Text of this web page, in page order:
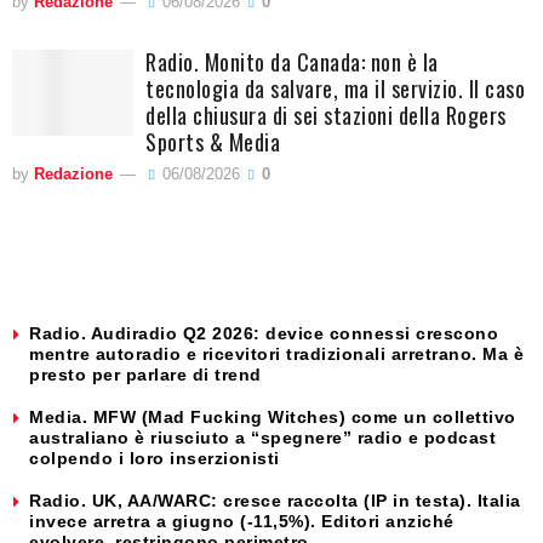
Radio. Monito da Canada: non è la
tecnologia da salvare, ma il servizio. Il caso
della chiusura di sei stazioni della Rogers
Sports & Media
by Redazione 06/08/2026 0
Radio. Audiradio Q2 2026: device connessi crescono
mentre autoradio e ricevitori tradizionali arretrano. Ma è
presto per parlare di trend
Media. MFW (Mad Fucking Witches) come un collettivo
australiano è riusciuto a “spegnere” radio e podcast
colpendo i loro inserzionisti
Radio. UK, AA/WARC: cresce raccolta (IP in testa). Italia
invece arretra a giugno (-11,5%). Editori anziché